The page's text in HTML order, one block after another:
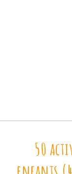
50